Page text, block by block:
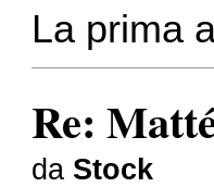
La prima
Re:
da Stock